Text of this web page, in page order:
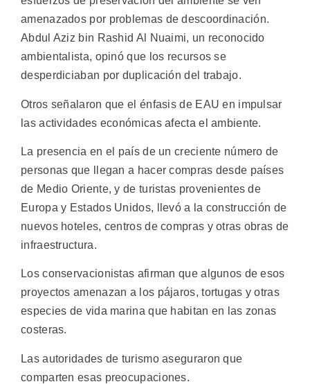
amenazados por problemas de descoordinación.
Abdul Aziz bin Rashid Al Nuaimi, un reconocido
ambientalista, opinó que los recursos se
desperdiciaban por duplicación del trabajo.
Otros señalaron que el énfasis de EAU en impulsar
las actividades económicas afecta el ambiente.
La presencia en el país de un creciente número de
personas que llegan a hacer compras desde países
de Medio Oriente, y de turistas provenientes de
Europa y Estados Unidos, llevó a la construcción de
nuevos hoteles, centros de compras y otras obras de
infraestructura.
Los conservacionistas afirman que algunos de esos
proyectos amenazan a los pájaros, tortugas y otras
especies de vida marina que habitan en las zonas
costeras.
Las autoridades de turismo aseguraron que
comparten esas preocupaciones.